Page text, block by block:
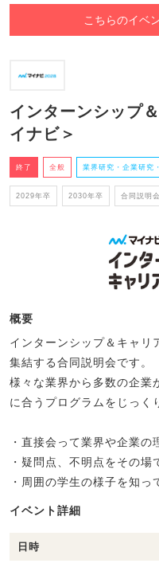
こちらのイベ
インターンシップ
イナビ＞
終了 全般 業界研究・企業研究
2029年卒 2030年卒 合同説明会
概要
インターンシップ＆キャリ
集結する合同説明会です。
様々な業界から多数の企業
に合うプログラムをじっく
・直接会って業界や企業の
・疑問点、不明点をその場
・周囲の学生の様子を知っ
イベント詳細
日時